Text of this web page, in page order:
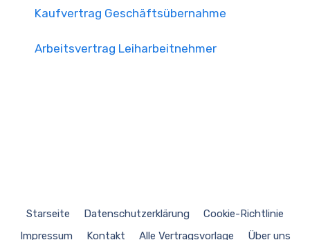
Kaufvertrag Geschäftsübernahme
Arbeitsvertrag Leiharbeitnehmer
Starseite Datenschutzerklärung
Cookie-Richtlinie
Impressum
Kontakt Alle Vertragsvorlage Über uns